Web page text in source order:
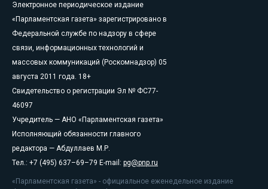
Электронное периодическое издание
«Парламентская газета» зарегистрировано в
Федеральной службе по надзору в сфере
связи, информационных технологий и
массовых коммуникаций (Роскомнадзор) 05
августа 2011 года. 18+
Свидетельство о регистрации Эл № ФС77-
46097
Учредитель — АНО «Парламентская газета»
Исполняющий обязанности главного
редактора — Абдуллаев М.Р.
Тел.: +7 (495) 637–69–79 E-mail: pg@pnp.ru
«Парламентская газета» - официальное еженедельное издание